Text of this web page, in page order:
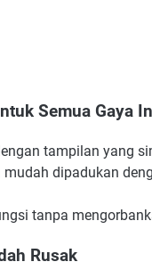
Semua Gaya
tampilan yang
dipadukan
tanpa
Rusak